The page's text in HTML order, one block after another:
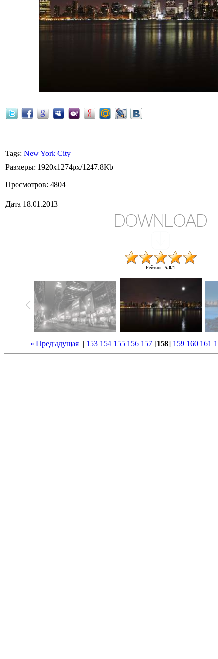
Tags: New York City
Размеры: 1920x1274px/1247.8Kb
Просмотров: 4804
Дата 18.01.2013
DOWNLOAD
Рейтинг: 5.0/1
« Предыдущая | 153 154 155 156 157 [158] 159 160 161